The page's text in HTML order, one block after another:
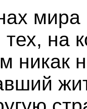
мира
на
никак